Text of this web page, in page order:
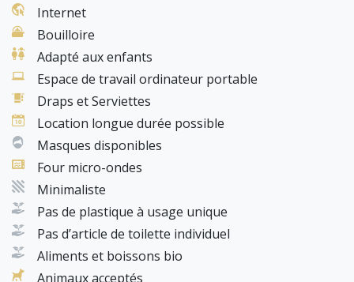
Internet
Bouilloire
Adapté aux enfants
Espace de travail ordinateur portable
Draps et Serviettes
Location longue durée possible
Masques disponibles
Four micro-ondes
Minimaliste
Pas de plastique à usage unique
Pas d’article de toilette individuel
Aliments et boissons bio
Animaux acceptés